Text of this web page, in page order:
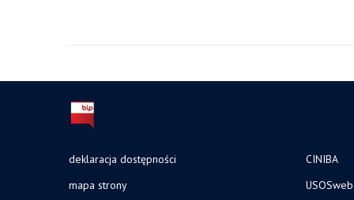
deklaracja dostępności
mapa strony
CINIBA
USOSweb